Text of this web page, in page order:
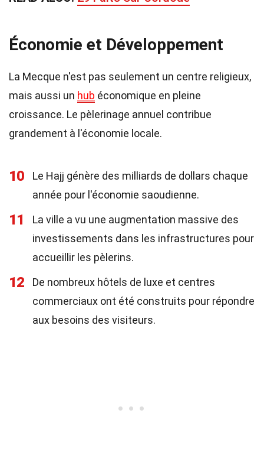
Économie et Développement
La Mecque n'est pas seulement un centre religieux,
mais aussi un hub économique en pleine
croissance. Le pèlerinage annuel contribue
grandement à l'économie locale.
10
Le Hajj génère des milliards de dollars chaque
année pour l'économie saoudienne.
11
La ville a vu une augmentation massive des
investissements dans les infrastructures pour
accueillir les pèlerins.
12
De nombreux hôtels de luxe et centres
commerciaux ont été construits pour répondre
aux besoins des visiteurs.